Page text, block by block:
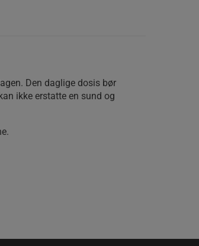
Den daglige dosis bør
ikke erstatte en sund og